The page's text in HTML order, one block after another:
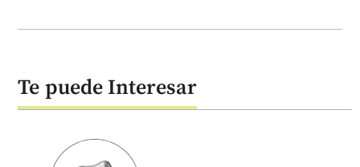
Te puede Interesar